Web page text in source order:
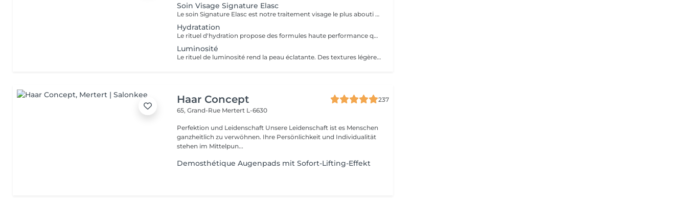
Soin Visage Signature Elasc
Le soin Signature Elasc est notre traitement visage le plus abouti et personnalisé. Conçu spécialement pour vous, par notre équipe, ce rituel est une véritable expérience sensorielle pour vous détendre, raviver l'éclat de votre teint, redessiner les contours de votre visage et revitaliser votre peau en profondeur. Ce soin multi-actions combine des produits cosméceutiques ultra-performants, des gestes experts et l'utilisation de pierres en quartz rose ou de jade verte en fonction de votre peau. Le soin débute par un nettoyage précis de votre peau et par une exfoliation douce aux manuvres stimulantes pour lisser et illuminer le teint. Après un travail technique avec la pierre et la pose d'un masque crème spécifique vient le massage Signature : une combinaison de manuvres liftantes, drainantes, tonifiantes et sculptantes avec une huile de haute qualité. Votre peau est ainsi lumineuse, décongestionnée, hydratée, liftée et raffermie. Ce soin Signature Elasc convient à tous les types de peau : teint terne, peau déshydratée, perte de fermeté, premiers signes de l'âge mais aussi pour toute personne ayant besoin d'une pause bien-être ou recherchant le cocooning et la chaleur caractéristiques à notre institut Elasc.
Hydratation
Le rituel d'hydration propose des formules haute performance qui s'attaquent stratégiquement à tous les paramètres de la déshydratation. Ciblés, ils améliorent le manteau hydrolipidique, la teneur en NMF est le ciment intercellulaire.
Luminosité
Le rituel de luminosité rend la peau éclatante. Des textures légères et fraïches affinent le grain de peau pour une peau qui brille de santé et de pureté - une beauté éclatante.
Haar Concept
237
65, Grand-Rue Mertert L-6630
Perfektion und Leidenschaft Unsere Leidenschaft ist es Menschen
ganzheitlich zu verwöhnen. Ihre Persönlichkeit und Individualität
stehen im Mittelpun...
Demosthétique Augenpads mit Sofort-Lifting-Effekt